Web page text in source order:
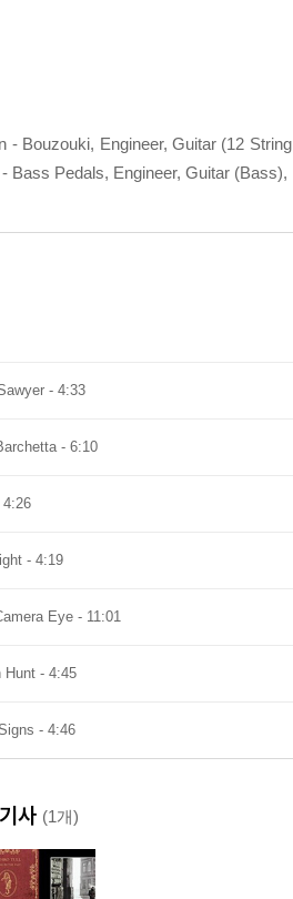
- Bouzouki, Engineer, Guitar (12
Bass Pedals, Engineer, Guitar
- 4:33
- 6:10
- 4:19
Eye - 11:01
Hunt - 4:45
- 4:46
사 (1개)